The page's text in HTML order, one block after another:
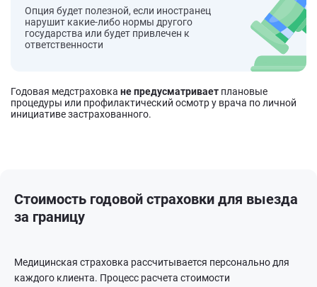
Опция будет полезной, если иностранец
нарушит какие-либо нормы другого
государства или будет привлечен к
ответственности
Годовая медстраховка не предусматривает плановые
процедуры или профилактический осмотр у врача по личной
инициативе застрахованного.
Стоимость годовой страховки для выезда
за границу
Медицинская страховка рассчитывается персонально для
каждого клиента. Процесс расчета стоимости